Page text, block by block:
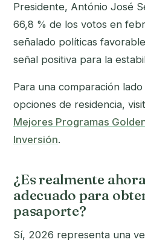
Presidente, António José
66,8 % de los votos en
señalado políticas
señal positiva para la
Para una comparación
opciones de residencia,
Mejores Programas
Inversión.
¿Es realmente
adecuado para
pasaporte?
Sí, 2026 representa una